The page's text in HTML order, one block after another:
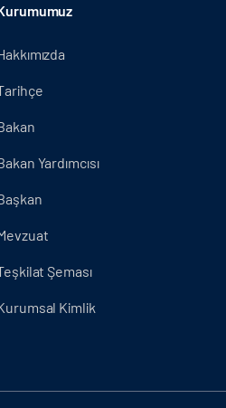
Yardımcısı
Şeması
Kimlik